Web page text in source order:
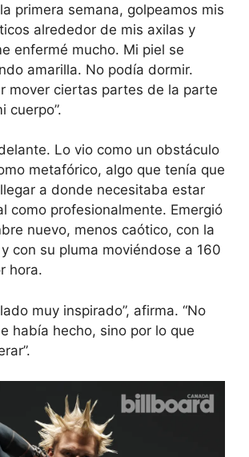
primera semana, golpeamos mis
alrededor de mis axilas y
enfermé mucho. Mi piel se
amarilla. No podía dormir.
mover ciertas partes de la parte
cuerpo”.
Lo vio como un obstáculo
metafórico, algo que tenía que
a donde necesitaba estar
como profesionalmente. Emergió
nuevo, menos caótico, con la
con su pluma moviéndose a 160
hora.
muy inspirado”, afirma. “No
había hecho, sino por lo que